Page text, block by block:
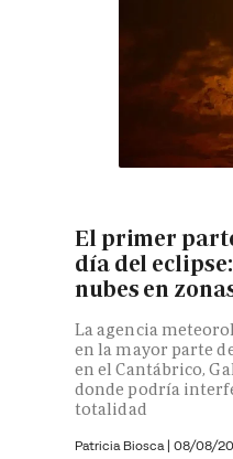
El primer
día del
nubes en
La agencia
en la mayor parte
en el Cantábrico,
donde podría
totalidad
Patricia Biosca | 08/08/